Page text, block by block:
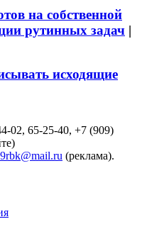
на собственной
рутинных задач |
исходящие
02, 65-25-40, +7 (909)
(реклама).